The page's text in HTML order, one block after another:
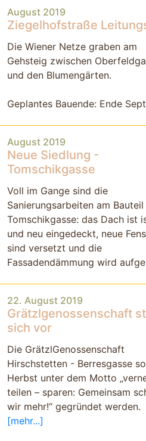
August 2019
Ziegelhofstraße
Die Wiener Netze graben am
Gehsteig zwischen
und den Blumengärten.
Geplantes Bauende: Ende
August 2019
Neue Siedlung -
Tomschikgasse
Voll im Gange sind die
Sanierungsarbeiten am
Tomschikgasse: das Dach ist
und neu eingedeckt, neue
sind versetzt und die
Fassadendämmung wird
22. August 2019
Grätzlgenossenschaft
sich vor
Die GrätzlGenossenschaft
Hirschstetten - Berresgasse
Herbst unter dem Motto
teilen – sparen: Gemeinsam
wir mehr! gegründet werden.
[mehr...]